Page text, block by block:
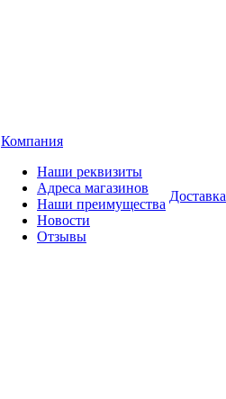
Компания
Наши реквизиты
Адреса магазинов
Наши преимущества
Новости
Отзывы
Доставка